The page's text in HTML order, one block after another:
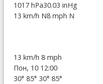
1017 hPa30.03 inHg
13 km/h N8 mph N
13 km/h 8 mph
Пон, 10 12:00
30° 85° 30° 85°